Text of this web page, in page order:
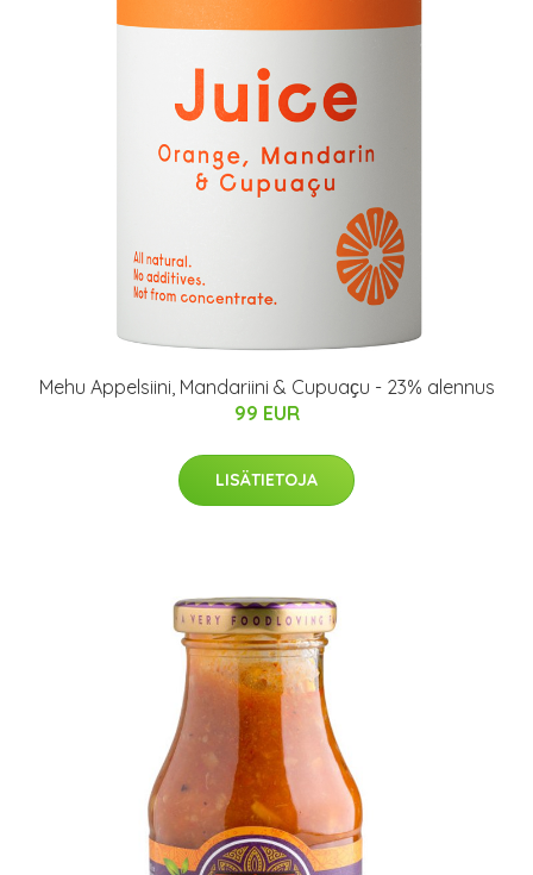
Mehu Appelsiini, Mandariini & Cupuaҫu - 23% alennus
99 EUR
LISÄTIETOJA